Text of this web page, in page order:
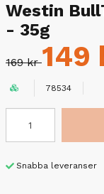
Westin
- 35g
169 kr149
78534
Snabba leveranser